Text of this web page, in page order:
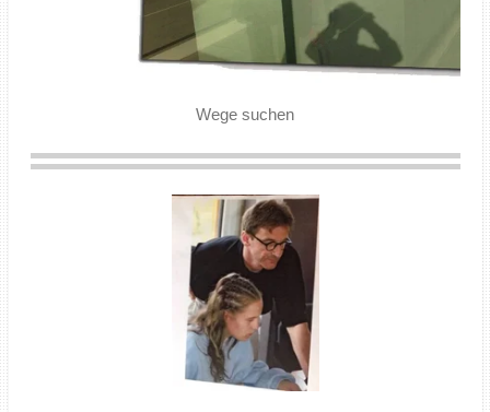
Wege suchen